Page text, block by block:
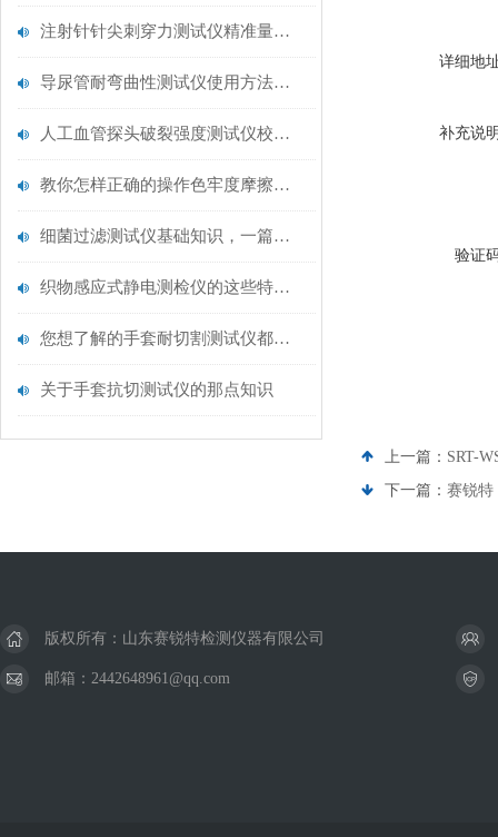
注射针针尖刺穿力测试仪精准量化针尖锋利度，构筑临床安全防线
导尿管耐弯曲性测试仪使用方法与操作规范
人工血管探头破裂强度测试仪校准规范：精准赋能医疗安全的技术基准
教你怎样正确的操作色牢度摩擦测试机
细菌过滤测试仪基础知识，一篇搞定
织物感应式静电测检仪的这些特点很少有人都知道
您想了解的手套耐切割测试仪都在这里了
关于手套抗切测试仪的那点知识
详细地
补充说
验证
上一篇： SRT-
下一篇： 赛锐特
版权所有：山东赛锐特检测仪器有限公司
邮箱：2442648961@qq.com